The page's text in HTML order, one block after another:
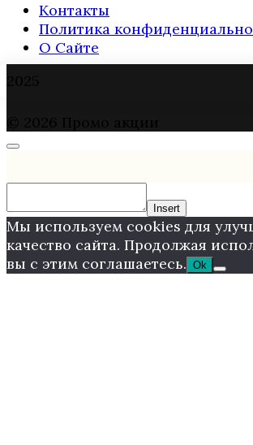
Контакты
Политика
О Сайте
Insert
Мы используем cookies для
качество сайта. Продолжая
вы с этим соглашаетесь. Ok